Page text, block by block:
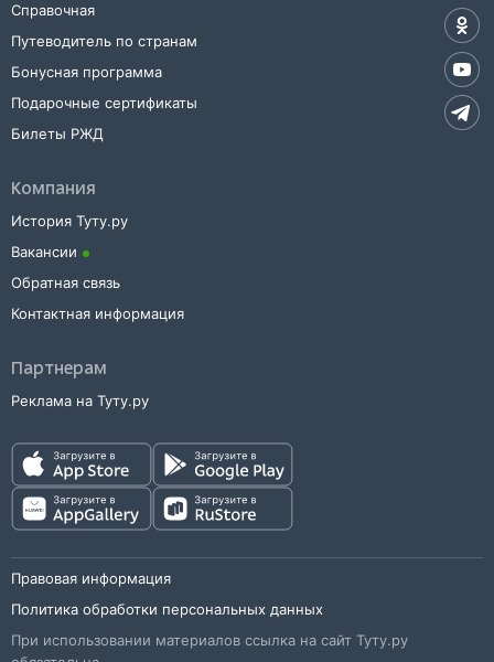
Справочная
Путеводитель по странам
Бонусная программа
Подарочные сертификаты
Билеты РЖД
Компания
История Туту.ру
Вакансии
Обратная связь
Контактная информация
Партнерам
Реклама на Туту.ру
Правовая информация
Политика обработки персональных данных
При использовании материалов ссылка на сайт Туту.ру